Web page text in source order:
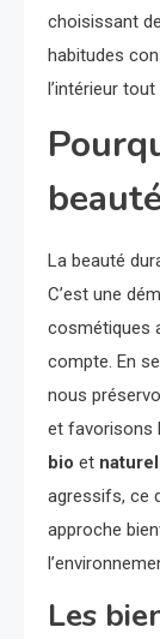
choisissant
habitudes
l’intérieur
La beauté
C’est une
cosmétiques
compte. En
nous
et favorisons
bio et
agressifs, ce
approche
Les